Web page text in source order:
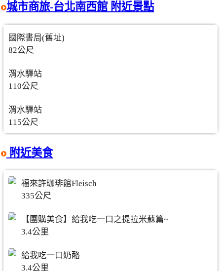
城市商旅-台北南西館 附近景點
國際書局(舊址)
82公尺
渭水驛站
110公尺
渭水驛站
115公尺
附近美食
福來許珈琲館Fleisch
335公尺
【團購美食】給我吃一口之提拉米蘇篇~
3.4公里
給我吃一口奶酪
3.4公里